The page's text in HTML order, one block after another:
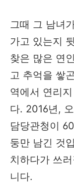
그때 그 남녀
가고 있는지
찾은 많은 연
고 추억을 쌓
역에서 연리
다. 2016년,
담당관청이
둥만 남긴 것
치하다가 쓰
니다.